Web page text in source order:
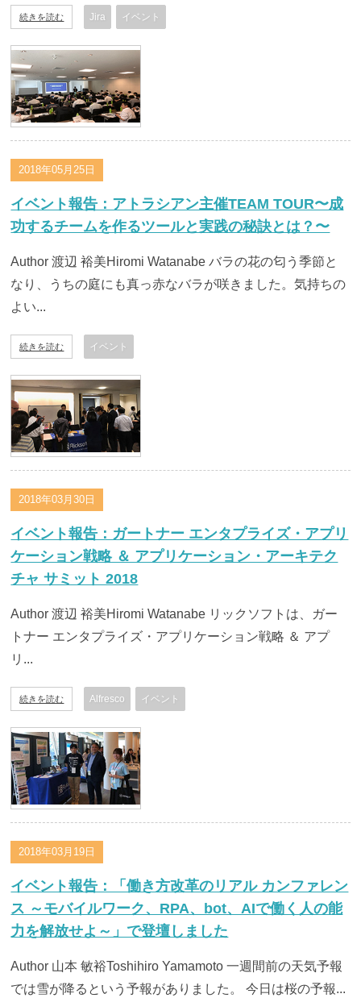
続きを読む Jira イベント
2018年05月25日
イベント報告：アトラシアン主催TEAM TOUR〜成
功するチームを作るツールと実践の秘訣とは？〜
Author 渡辺 裕美Hiromi Watanabe バラの花の匂う季節と
なり、うちの庭にも真っ赤なバラが咲きました。気持ちの
よい...
続きを読む イベント
2018年03月30日
イベント報告：ガートナー エンタプライズ・アプリ
ケーション戦略 ＆ アプリケーション・アーキテク
チャ サミット 2018
Author 渡辺 裕美Hiromi Watanabe リックソフトは、ガー
トナー エンタプライズ・アプリケーション戦略 ＆ アプ
リ...
続きを読む Alfresco イベント
2018年03月19日
イベント報告：「働き方改革のリアル カンファレン
ス ～モバイルワーク、RPA、bot、AIで働く人の能
力を解放せよ～」で登壇しました
Author 山本 敏裕Toshihiro Yamamoto 一週間前の天気予報
では雪が降るという予報がありました。 今日は桜の予報...